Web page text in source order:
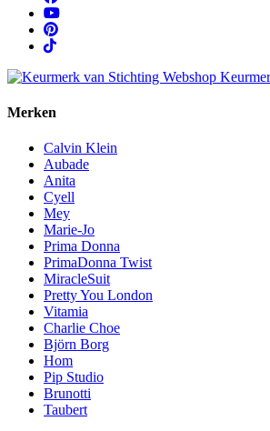
Merken
Calvin Klein
Aubade
Anita
Cyell
Mey
Marie-Jo
Prima Donna
PrimaDonna Twist
MiracleSuit
Pretty You London
Vitamia
Charlie Choe
Björn Borg
Hom
Pip Studio
Brunotti
Taubert